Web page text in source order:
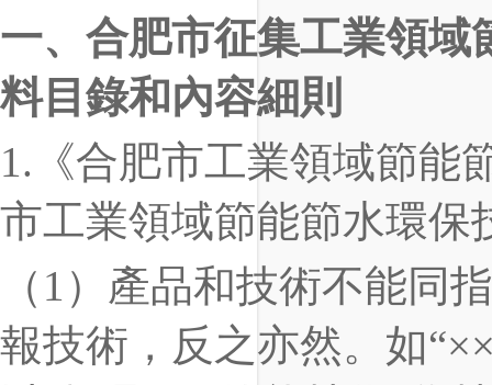
一、合肥市征集工業領域
料目錄和內容細則
1. 《合肥市工業領域節能
市工業領域節能節水環保
（ 1 ）產品和技術不能同
報技術，反之亦然。如